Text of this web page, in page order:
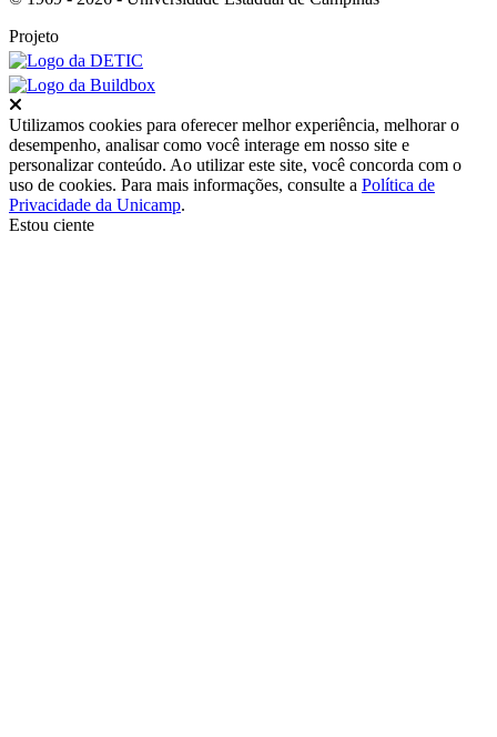
Projeto
Utilizamos cookies para oferecer melhor experiência, melhorar o
desempenho, analisar como você interage em nosso site e
personalizar conteúdo. Ao utilizar este site, você concorda com o
uso de cookies. Para mais informações, consulte a Política de
Privacidade da Unicamp.
Estou ciente